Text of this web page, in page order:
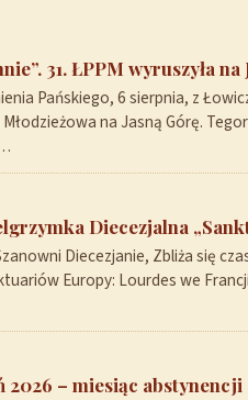
31. ŁPPM wyruszyła na
Pańskiego, 6 sierpnia, z
na Jasną Górę.
Diecezjalna
Diecezjanie, Zbliża się
Europy: Lourdes we
2026 – miesiąc abstynencji